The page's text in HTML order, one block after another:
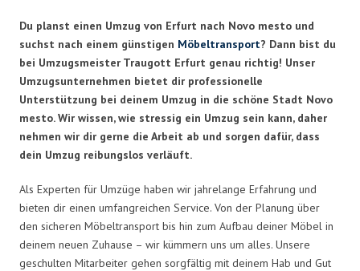
Du planst einen Umzug von Erfurt nach Novo mesto und
suchst nach einem günstigen Möbeltransport? Dann bist du
bei Umzugsmeister Traugott Erfurt genau richtig! Unser
Umzugsunternehmen bietet dir professionelle
Unterstützung bei deinem Umzug in die schöne Stadt Novo
mesto. Wir wissen, wie stressig ein Umzug sein kann, daher
nehmen wir dir gerne die Arbeit ab und sorgen dafür, dass
dein Umzug reibungslos verläuft.
Als Experten für Umzüge haben wir jahrelange Erfahrung und
bieten dir einen umfangreichen Service. Von der Planung über
den sicheren Möbeltransport bis hin zum Aufbau deiner Möbel in
deinem neuen Zuhause – wir kümmern uns um alles. Unsere
geschulten Mitarbeiter gehen sorgfältig mit deinem Hab und Gut